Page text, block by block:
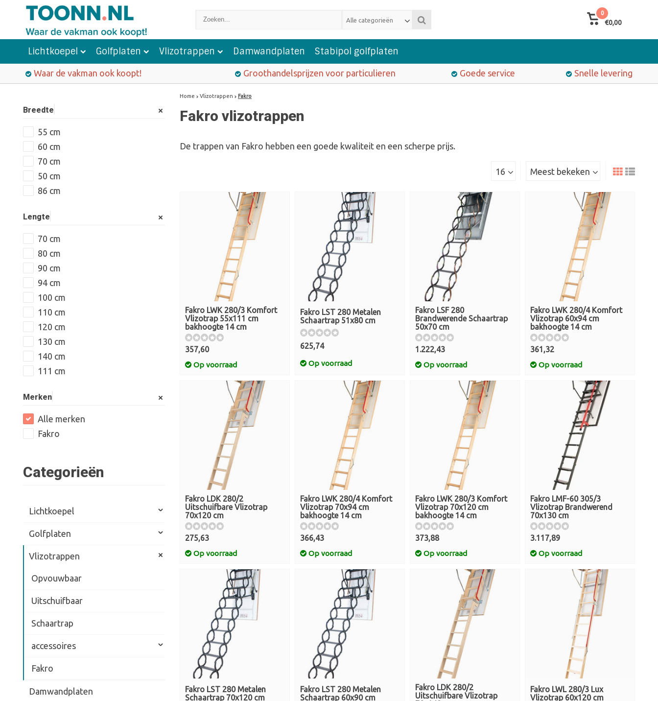
Alle categorieën
0
€0,00
Lichtkoepel Golfplaten Vlizotrappen Damwandplaten Stabipol golfplaten
Waar de vakman ook koopt! Groothandelsprijzen voor particulieren Goede service Snelle levering
Breedte
55 cm
60 cm
70 cm
50 cm
86 cm
Lengte
70 cm
80 cm
90 cm
94 cm
100 cm
110 cm
120 cm
130 cm
140 cm
111 cm
Merken
Alle merken
Fakro
Categorieën
Lichtkoepel
Golfplaten
Vlizotrappen
Opvouwbaar
Uitschuifbaar
Schaartrap
accessoires
Fakro
Damwandplaten
Home Vlizotrappen Fakro
Fakro vlizotrappen
De trappen van Fakro hebben een goede kwaliteit en een scherpe prijs.
Meest bekeken
16
Fakro LWK 280/3 Komfort
Vlizotrap 55x111 cm
bakhoogte 14 cm
357,60
Op voorraad
Fakro LST 280 Metalen
Schaartrap 51x80 cm
625,74
Op voorraad
Fakro LSF 280
Brandwerende Schaartrap
50x70 cm
1.222,43
Op voorraad
Fakro LWK 280/4 Komfort
Vlizotrap 60x94 cm
bakhoogte 14 cm
361,32
Op voorraad
Fakro LDK 280/2
Uitschuifbare Vlizotrap
70x120 cm
275,63
Op voorraad
Fakro LWK 280/4 Komfort
Vlizotrap 70x94 cm
bakhoogte 14 cm
366,43
Op voorraad
Fakro LWK 280/3 Komfort
Vlizotrap 70x120 cm
bakhoogte 14 cm
373,88
Op voorraad
Fakro LMF-60 305/3
Vlizotrap Brandwerend
70x130 cm
3.117,89
Op voorraad
Fakro LST 280 Metalen
Schaartrap 70x120 cm
Fakro LST 280 Metalen
Schaartrap 60x90 cm
Fakro LDK 280/2
Uitschuifbare Vlizotrap
Fakro LWL 280/3 Lux
Vlizotrap 60x120 cm